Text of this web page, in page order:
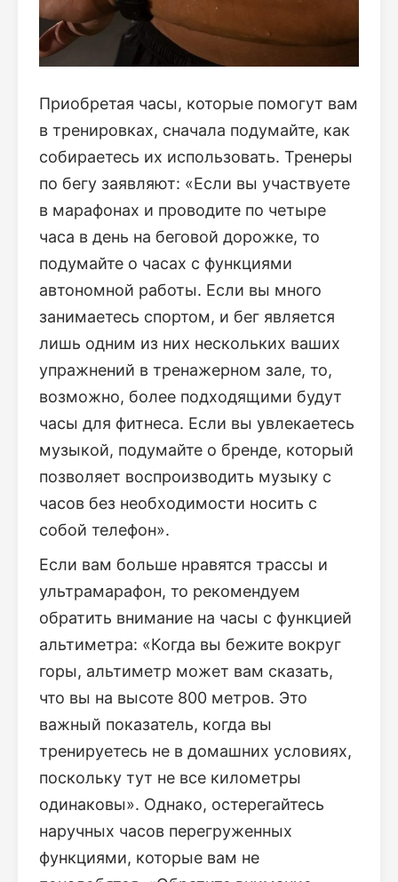
Приобретая часы, которые помогут вам
в тренировках, сначала подумайте, как
собираетесь их использовать. Тренеры
по бегу заявляют: «Если вы участвуете
в марафонах и проводите по четыре
часа в день на беговой дорожке, то
подумайте о часах с функциями
автономной работы. Если вы много
занимаетесь спортом, и бег является
лишь одним из них нескольких ваших
упражнений в тренажерном зале, то,
возможно, более подходящими будут
часы для фитнеса. Если вы увлекаетесь
музыкой, подумайте о бренде, который
позволяет воспроизводить музыку с
часов без необходимости носить с
собой телефон».
Если вам больше нравятся трассы и
ультрамарафон, то рекомендуем
обратить внимание на часы с функцией
альтиметра: «Когда вы бежите вокруг
горы, альтиметр может вам сказать,
что вы на высоте 800 метров. Это
важный показатель, когда вы
тренируетесь не в домашних условиях,
поскольку тут не все километры
одинаковы». Однако, остерегайтесь
наручных часов перегруженных
функциями, которые вам не